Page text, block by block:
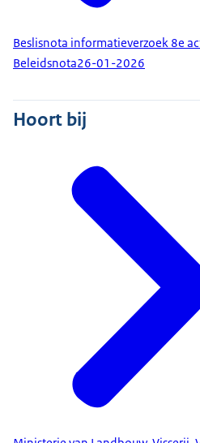
Beslisnota informatieverzoek 8e
Beleidsnota26-01-2026
Hoort bij